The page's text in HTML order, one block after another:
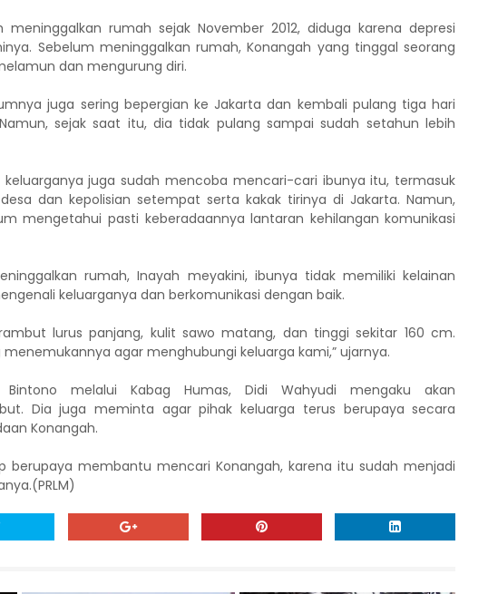
meninggalkan rumah sejak November 2012, diduga karena depresi
Sebelum meninggalkan rumah, Konangah yang tinggal seorang
dan mengurung diri.
juga sering bepergian ke Jakarta dan kembali pulang tiga hari
sejak saat itu, dia tidak pulang sampai sudah setahun lebih
juga sudah mencoba mencari-cari ibunya itu, termasuk
dan kepolisian setempat serta kakak tirinya di Jakarta. Namun,
mengetahui pasti keberadaannya lantaran kehilangan komunikasi
rumah, Inayah meyakini, ibunya tidak memiliki kelainan
keluarganya dan berkomunikasi dengan baik.
lurus panjang, kulit sawo matang, dan tinggi sekitar 160 cm.
menemukannya agar menghubungi keluarga kami,” ujarnya.
Bintono melalui Kabag Humas, Didi Wahyudi mengaku akan
Dia juga meminta agar pihak keluarga terus berupaya secara
Konangah.
berupaya membantu mencari Konangah, karena itu sudah menjadi